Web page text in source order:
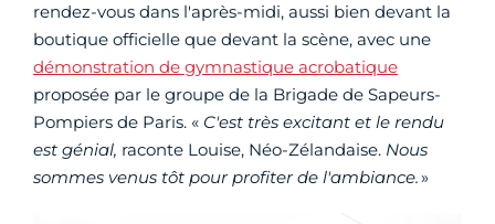
rendez-vous dans l'après-midi, aussi bien devant la
boutique officielle que devant la scène, avec une
démonstration de gymnastique acrobatique
proposée par le groupe de la Brigade de Sapeurs-
Pompiers de Paris. « C'est très excitant et le rendu
est génial, raconte Louise, Néo-Zélandaise. Nous
sommes venus tôt pour profiter de l'ambiance.»